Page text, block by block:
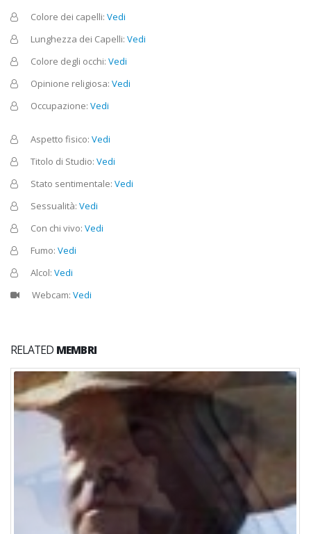
Colore dei capelli: Vedi
Lunghezza dei Capelli: Vedi
Colore degli occhi: Vedi
Opinione religiosa: Vedi
Occupazione: Vedi
Aspetto fisico: Vedi
Titolo di Studio: Vedi
Stato sentimentale: Vedi
Sessualità: Vedi
Con chi vivo: Vedi
Fumo: Vedi
Alcol: Vedi
Webcam: Vedi
RELATED MEMBRI